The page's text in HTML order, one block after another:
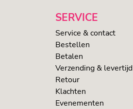
SERVICE
Service & contact
Bestellen
Betalen
Verzending & levertijd
Retour
Klachten
Evenementen